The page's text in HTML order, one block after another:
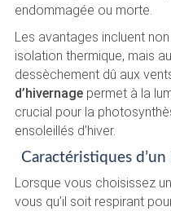
endommagée ou morte.
Les avantages incluent
isolation thermique, mais
dessèchement dû aux
d’hivernagepermet à la
crucial pour la
ensoleillés d’hiver.
Caractéristiques
Lorsque vous choisissez un
vous qu’il soit respirant